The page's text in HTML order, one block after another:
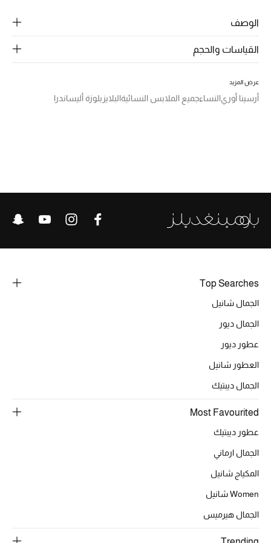
الجمال
مستلزمات المنزل
النساء
خصومات
الموسم الجديد
جميع إصدارتنا النسائية
تشكيلة المناسبات للنساء
الحب للمحلي
الملابس الرياضية النسائية
الوصف
القياسات والحجم
عرض المزيد
أرسينا أوريالنساءجميع الملابس النسائيةالبلايز بلوزة أليساندرا
Top Searches
الجمال شانيل
الجمال ديور
عطور ديور
العطور شانيل
الجمال ديبتيك
Most Favourited
عطور ديبتيك
الجمال ارماني
المكياج شانيل
Women شانيل
الجمال هيرميس